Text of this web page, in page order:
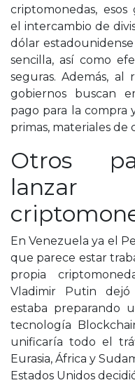
criptomonedas,
el intercambio de
dólar
sencilla, así como
seguras. Además, al
gobiernos buscan
pago para la compra
primas, materiales de
Otros
lanzar
En Venezuela ya el
que parece estar
propia
Vladimir Putin
estaba preparando
tecnología
unificaría todo el
Eurasia, África y
Estados Unidos